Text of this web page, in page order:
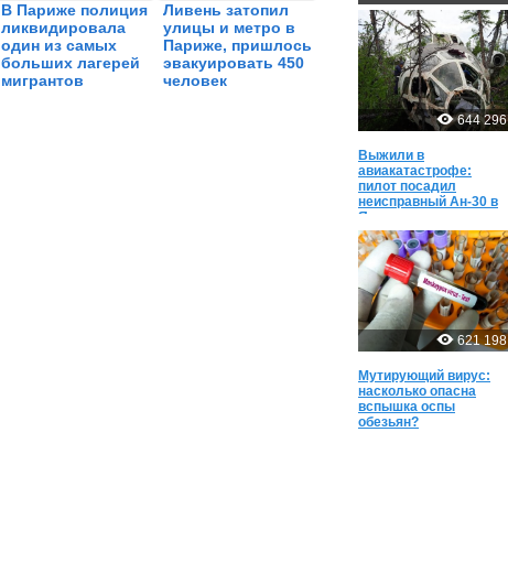
В Париже полиция
ликвидировала
один из самых
больших лагерей
мигрантов
Ливень затопил
улицы и метро в
Париже, пришлось
эвакуировать 450
человек
644 296
Выжили в
авиакатастрофе:
пилот посадил
неисправный Ан-30 в
Якутии и спас жизни
621 198
Мутирующий вирус:
насколько опасна
вспышка оспы
обезьян?